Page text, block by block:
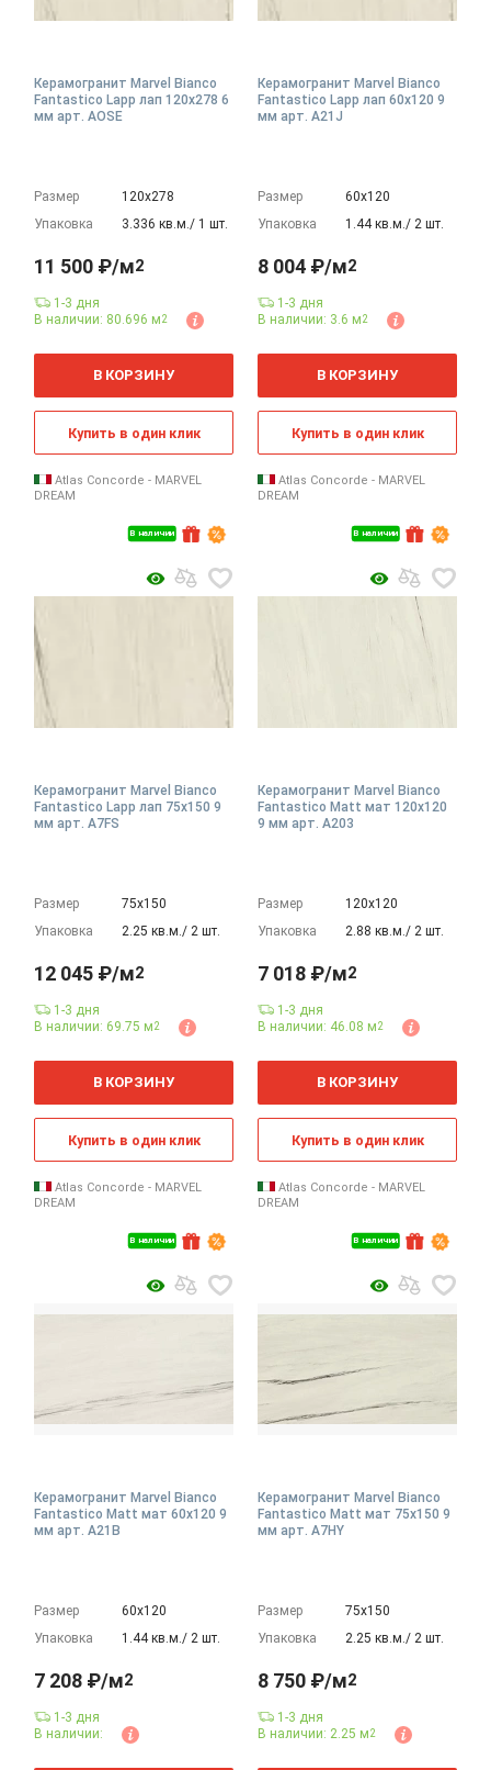
Керамогранит Marvel Bianco
Fantastico Lapp лап 120x278 6
мм арт. AOSE
Размер
120х278
Упаковка
3.336 кв.м./ 1 шт.
В наличии
11 500 ₽/м2
1-3 дня
В наличии: 80.696 м2
м
В КОРЗИНУ
Купить в один клик
Atlas Concorde - MARVEL
DREAM
Керамогранит Marvel Bianco
Fantastico Lapp лап 60x120 9
мм арт. A21J
Размер
60х120
Упаковка
1.44 кв.м./ 2 шт.
В наличии
8 004 ₽/м2
1-3 дня
В наличии: 3.6 м2
м
В КОРЗИНУ
Купить в один клик
Atlas Concorde - MARVEL
DREAM
Керамогранит Marvel Bianco
Fantastico Lapp лап 75x150 9
мм арт. A7FS
Размер
75х150
Упаковка
2.25 кв.м./ 2 шт.
В наличии
12 045 ₽/м2
1-3 дня
В наличии: 69.75 м2
м
В КОРЗИНУ
Купить в один клик
Atlas Concorde - MARVEL
DREAM
Керамогранит Marvel Bianco
Fantastico Matt мат 120x120
9 мм арт. A203
Размер
120х120
Упаковка
2.88 кв.м./ 2 шт.
В наличии
7 018 ₽/м2
1-3 дня
В наличии: 46.08 м2
м
В КОРЗИНУ
Купить в один клик
Atlas Concorde - MARVEL
DREAM
Керамогранит Marvel Bianco
Fantastico Matt мат 60x120 9
мм арт. A21B
Размер
60х120
Упаковка
1.44 кв.м./ 2 шт.
7 208 ₽/м2
1-3 дня
В наличии:
Керамогранит Marvel Bianco
Fantastico Matt мат 75x150 9
мм арт. A7HY
Размер
75х150
Упаковка
2.25 кв.м./ 2 шт.
8 750 ₽/м2
1-3 дня
В наличии: 2.25 м2